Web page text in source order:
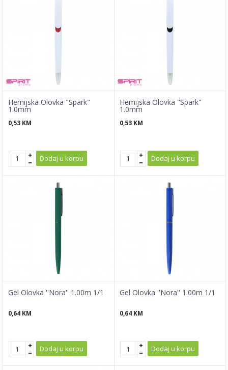
Hemijska Olovka "Spark"
1.0mm
0,53 KM
Dodaj u korpu
Hemijska Olovka "Spark"
1.0mm
0,53 KM
Dodaj u korpu
Gel Olovka ''Nora'' 1.00m 1/1
0,64 KM
Dodaj u korpu
Gel Olovka ''Nora'' 1.00m 1/1
0,64 KM
Dodaj u korpu